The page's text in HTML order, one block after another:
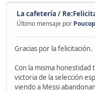
La cafetería /
Último mensaje por
Gracias por la felicitación.
Con la misma
victoria de la selección
viendo a Messi